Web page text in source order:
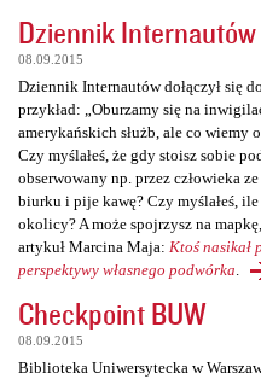
Dziennik
08.09.2015
Dziennik Internautów dołączył się
przykład: „Oburzamy się na
amerykańskich służb, ale co
Czy myślałeś, że gdy stoisz sobie
obserwowany np. przez człowieka
biurku i pije kawę? Czy myślałeś,
okolicy? A może spojrzysz na
artykuł Marcina Maja: Ktoś nasikał
perspektywy własnego podwórka
Checkpoint BUW
08.09.2015
Biblioteka Uniwersytecka w